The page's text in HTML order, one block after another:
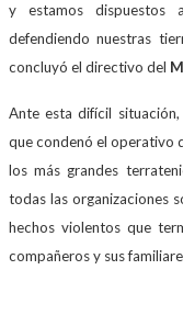
y estamos dispuestos
defendiendo nuestras
concluyó el directivo del
Ante esta difícil situación,
que condenó el operativo
los más grandes
todas las organizaciones
hechos violentos que
compañeros y sus